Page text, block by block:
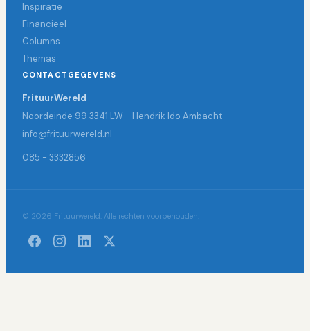
Inspiratie
Financieel
Columns
Themas
CONTACTGEGEVENS
FrituurWereld
Noordeinde 99 3341 LW - Hendrik Ido Ambacht
info@frituurwereld.nl
085 - 3332856
© 2026 Frituurwereld. Alle rechten voorbehouden.